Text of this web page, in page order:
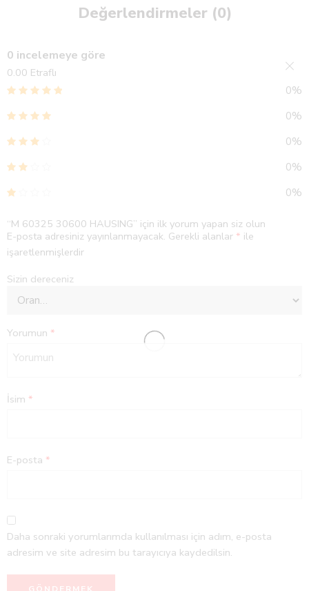
Değerlendirmeler (0)
0 incelemeye göre
0.00 Etraflı
0%
0%
0%
0%
0%
“M 60325 30600 HAUSING” için ilk yorum yapan siz olun
E-posta adresiniz yayınlanmayacak. Gerekli alanlar * ile
işaretlenmişlerdir
Sizin dereceniz
Yorumun *
İsim *
E-posta *
Daha sonraki yorumlarımda kullanılması için adım, e-posta
adresim ve site adresim bu tarayıcıya kaydedilsin.